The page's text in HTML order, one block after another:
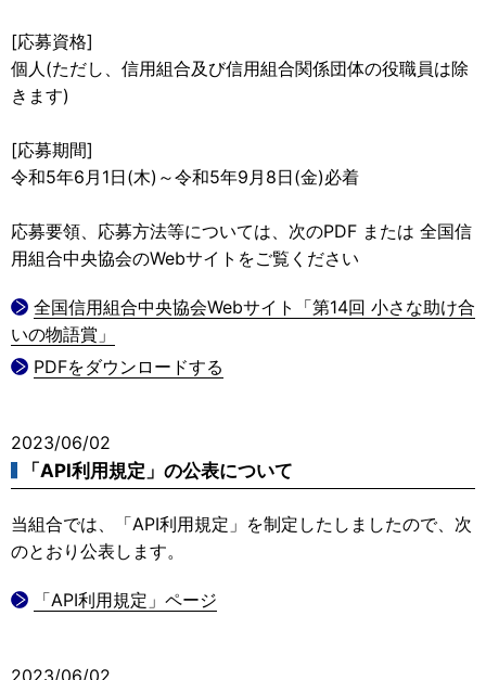
[応募資格]
個人(ただし、信用組合及び信用組合関係団体の役職員は除
きます)
[応募期間]
令和5年6月1日(木)～令和5年9月8日(金)必着
応募要領、応募方法等については、次のPDF または 全国信
用組合中央協会のWebサイトをご覧ください
全国信用組合中央協会Webサイト「第14回 小さな助け合
いの物語賞」
PDFをダウンロードする
2023/06/02
「API利用規定」の公表について
当組合では、「API利用規定」を制定したしましたので、次
のとおり公表します。
「API利用規定」ページ